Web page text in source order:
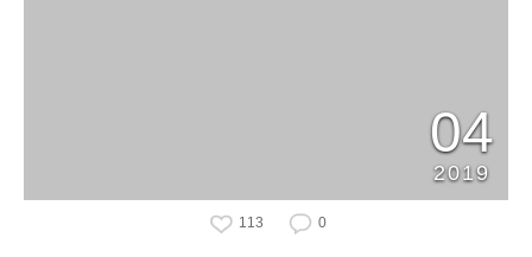
04
2019
113 0